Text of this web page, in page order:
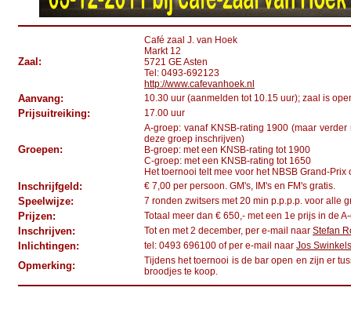
Zaal:
Café zaal J. van Hoek
Markt 12
5721 GE Asten
Tel: 0493-692123
http://www.cafevanhoek.nl
Aanvang: 10.30 uur (aanmelden tot 10.15 uur); zaal is
Prijsuitreiking: 17.00 uur
Groepen:
A-groep: vanaf KNSB-rating 1900 (maar
deze groep inschrijven)
B-groep: met een KNSB-rating tot 1900
C-groep: met een KNSB-rating tot 1650
Het toernooi telt mee voor het NBSB Grand-Prix
Inschrijfgeld: € 7,00 per persoon. GM's, IM's en FM's gratis.
Speelwijze: 7 ronden zwitsers met 20 min p.p.p.p. voor alle
Prijzen: Totaal meer dan € 650,- met een 1e prijs in de
Inschrijven: Tot en met 2 december, per e-mail naar Stefan
Inlichtingen: tel: 0493 696100 of per e-mail naar Jos Swinkels
Opmerking:
Tijdens het toernooi is de bar open en zijn er
broodjes te koop.